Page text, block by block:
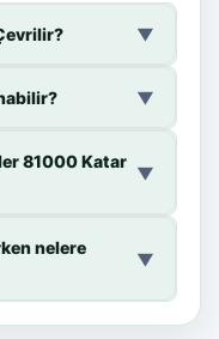
▼
▼
81000 Katar
▼
nelere
▼